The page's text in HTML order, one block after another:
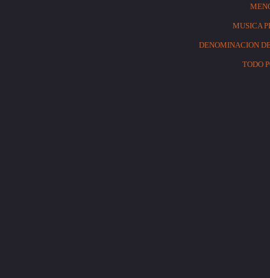
MUSICA
DENOMINACION
TODO